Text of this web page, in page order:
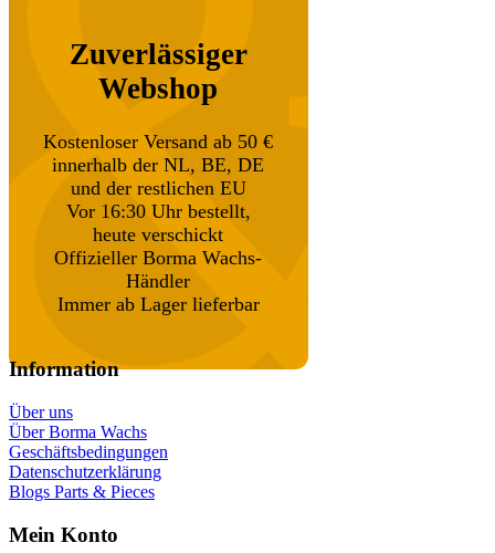
Zuverlässiger
Webshop
Kostenloser Versand ab 50 €
innerhalb der NL, BE, DE
und der restlichen EU
Vor 16:30 Uhr bestellt,
heute verschickt
Offizieller Borma Wachs-
Händler
Immer ab Lager lieferbar
Information
Über uns
Über Borma Wachs
Geschäftsbedingungen
Datenschutzerklärung
Blogs Parts & Pieces
Mein Konto